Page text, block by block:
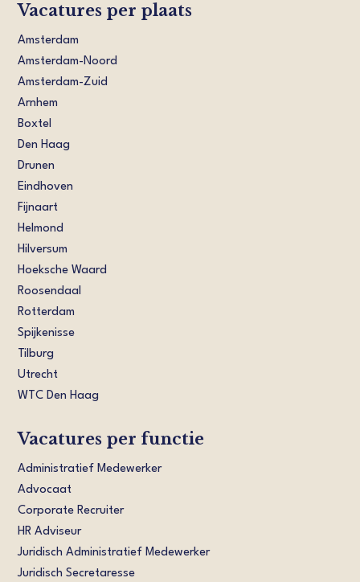
Vacatures per plaats
Amsterdam
Amsterdam-Noord
Amsterdam-Zuid
Arnhem
Boxtel
Den Haag
Drunen
Eindhoven
Fijnaart
Helmond
Hilversum
Hoeksche Waard
Roosendaal
Rotterdam
Spijkenisse
Tilburg
Utrecht
WTC Den Haag
Vacatures per functie
Administratief Medewerker
Advocaat
Corporate Recruiter
HR Adviseur
Juridisch Administratief Medewerker
Juridisch Secretaresse